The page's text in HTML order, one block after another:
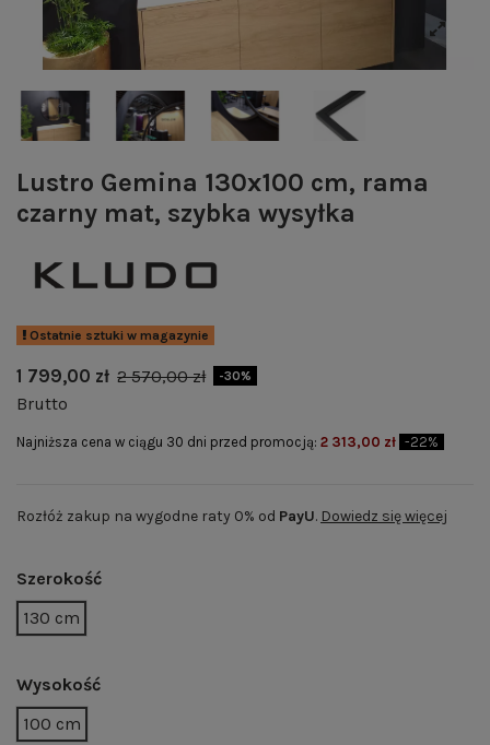
Lustro Gemina 130x100 cm, rama
czarny mat, szybka wysyłka
Ostatnie sztuki w magazynie
1 799,00 zł 2 570,00 zł -30%
Brutto
Najniższa cena w ciągu 30 dni przed promocją: 2 313,00 zł -22%
Rozłóż zakup na wygodne raty 0% od PayU. Dowiedz się więcej
Szerokość
130 cm
Wysokość
100 cm